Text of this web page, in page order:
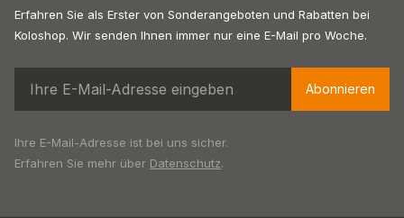
Erfahren Sie als Erster von Sonderangeboten und Rabatten bei
Koloshop. Wir senden Ihnen immer nur eine E-Mail pro Woche.
Abonnieren
Ihre E-Mail-Adresse ist bei uns sicher.
Erfahren Sie mehr über Datenschutz.